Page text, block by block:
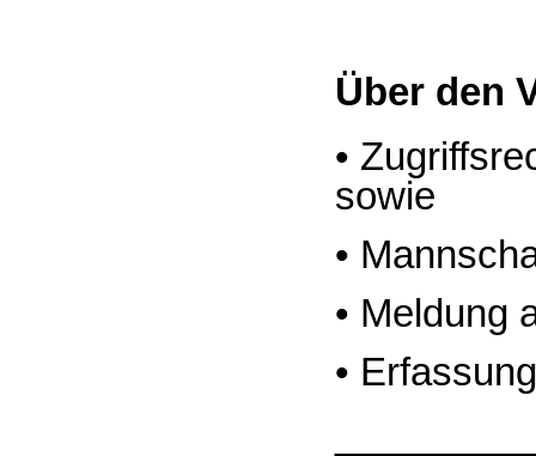
Über den
•
sowie
•
• Meldung
•